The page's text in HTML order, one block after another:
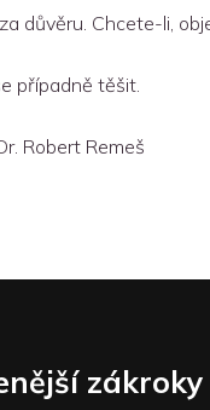
důvěru. Chcete-li,
případně těšit.
Robert Remeš
zákroky